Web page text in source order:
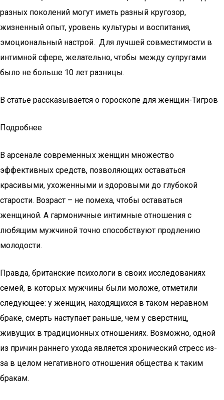
разных поколений могут иметь разный кругозор,
жизненный опыт, уровень культуры и воспитания,
эмоциональный настрой. Для лучшей совместимости в
интимной сфере, желательно, чтобы между супругами
было не больше 10 лет разницы.
В статье рассказывается о гороскопе для женщин-Тигров
Подробнее
В арсенале современных женщин множество
эффективных средств, позволяющих оставаться
красивыми, ухоженными и здоровыми до глубокой
старости. Возраст – не помеха, чтобы оставаться
женщиной. А гармоничные интимные отношения с
любящим мужчиной точно способствуют продлению
молодости.
Правда, британские психологи в своих исследованиях
семей, в которых мужчины были моложе, отметили
следующее: у женщин, находящихся в таком неравном
браке, смерть наступает раньше, чем у сверстниц,
живущих в традиционных отношениях. Возможно, одной
из причин раннего ухода является хронический стресс из-
за в целом негативного отношения общества к таким
бракам.